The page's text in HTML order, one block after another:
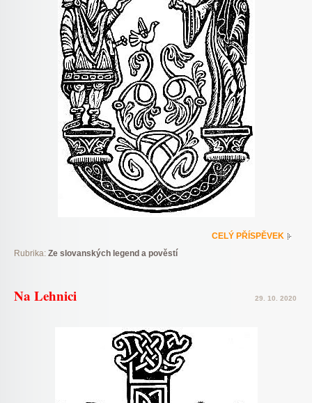
CELÝ PŘÍSPĚVEK
Rubrika: Ze slovanských legend a pověstí
Na Lehnici 29. 10. 2020